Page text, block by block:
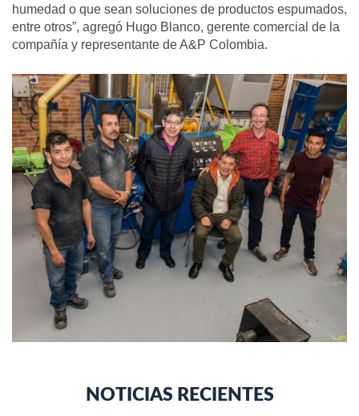
humedad o que sean soluciones de productos espumados,
entre otros”, agregó Hugo Blanco, gerente comercial de la
compañía y representante de A&P Colombia.
NOTICIAS RECIENTES